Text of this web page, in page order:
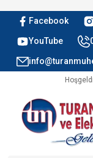
Facebook
YouTube